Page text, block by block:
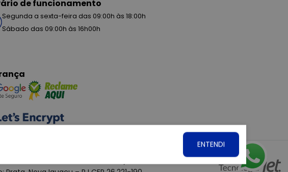
ENTENDI
de funcionamento
Segunda a sexta-feira das 09:00h às 18:00h
Sábado das 09:00h às 16h00h
reservados. CNPJ: 15.360.767/0001-07